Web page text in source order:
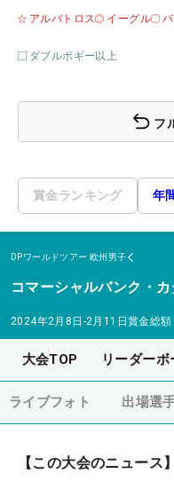
アルバトロス イーグル
ダブルボギー以上
フ
賞金ランキング 年
DPワールドツアー 欧州男子
コマーシャルバンク・
2024年2月8日-2月11日賞金総額
大会TOP リーダーボ
ライブフォト 出場選
【この大会のニュース】